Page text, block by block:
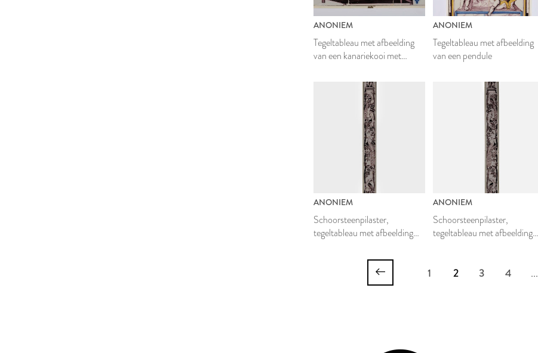
ANONIEM
Tegeltableau met afbeelding
van een kanariekooi met
ANONIEM
Tegeltableau met afbeelding
van een pendule
ANONIEM
Schoorsteenpilaster,
tegeltableau met afbeelding
ANONIEM
Schoorsteenpilaster,
tegeltableau met afbeelding
1 2 3 4 ...